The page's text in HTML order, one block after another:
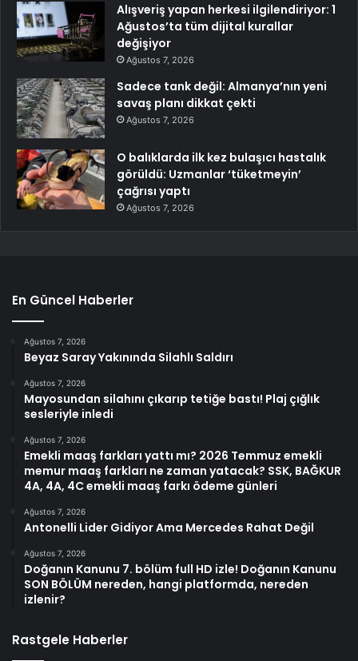
Alışveriş yapan herkesi ilgilendiriyor: 1
Ağustos’ta tüm dijital kurallar
değişiyor
Ağustos 7, 2026
Sadece tank değil: Almanya’nın yeni
savaş planı dikkat çekti
Ağustos 7, 2026
O balıklarda ilk kez bulaşıcı hastalık
görüldü: Uzmanlar ‘tüketmeyin’
çağrısı yaptı
Ağustos 7, 2026
En Güncel Haberler
Ağustos 7, 2026
Beyaz Saray Yakınında Silahlı Saldırı
Ağustos 7, 2026
Mayosundan silahını çıkarıp tetiğe bastı! Plaj çığlık
sesleriyle inledi
Ağustos 7, 2026
Emekli maaş farkları yattı mı? 2026 Temmuz emekli
memur maaş farkları ne zaman yatacak? SSK, BAĞKUR
4A, 4A, 4C emekli maaş farkı ödeme günleri
Ağustos 7, 2026
Antonelli Lider Gidiyor Ama Mercedes Rahat Değil
Ağustos 7, 2026
Doğanın Kanunu 7. bölüm full HD izle! Doğanın Kanunu
SON BÖLÜM nereden, hangi platformda, nereden
izlenir?
Rastgele Haberler